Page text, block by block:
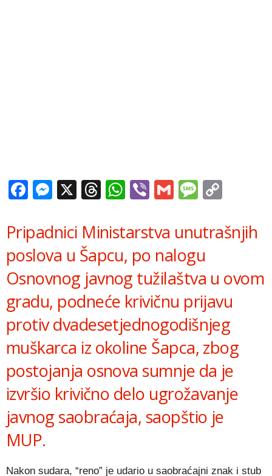
Facebook
Messenger
X Threads
WhatsApp
ViberGmail
Pripadnici Ministarstva unutrašnjih
poslova u Šapcu, po nalogu
Osnovnog javnog tužilaštva u ovom
gradu, podneće krivičnu prijavu
protiv dvadesetjednogodišnjeg
muškarca iz okoline Šapca, zbog
postojanja osnova sumnje da je
izvršio krivično delo ugrožavanje
javnog saobraćaja, saopštio je
MUP.
Nakon sudara, “reno” je udario u saobraćajni znak i stub